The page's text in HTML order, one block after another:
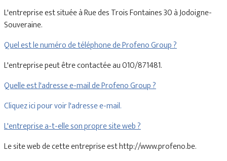
L'entreprise est située à Rue des Trois Fontaines 30 à Jodoigne-
Souveraine.
Quel est le numéro de téléphone de Profeno Group ?
L'entreprise peut être contactée au 010/871481.
Quelle est l'adresse e-mail de Profeno Group ?
Cliquez ici pour voir l'adresse e-mail.
L'entreprise a-t-elle son propre site web ?
Le site web de cette entreprise est http://www.profeno.be.